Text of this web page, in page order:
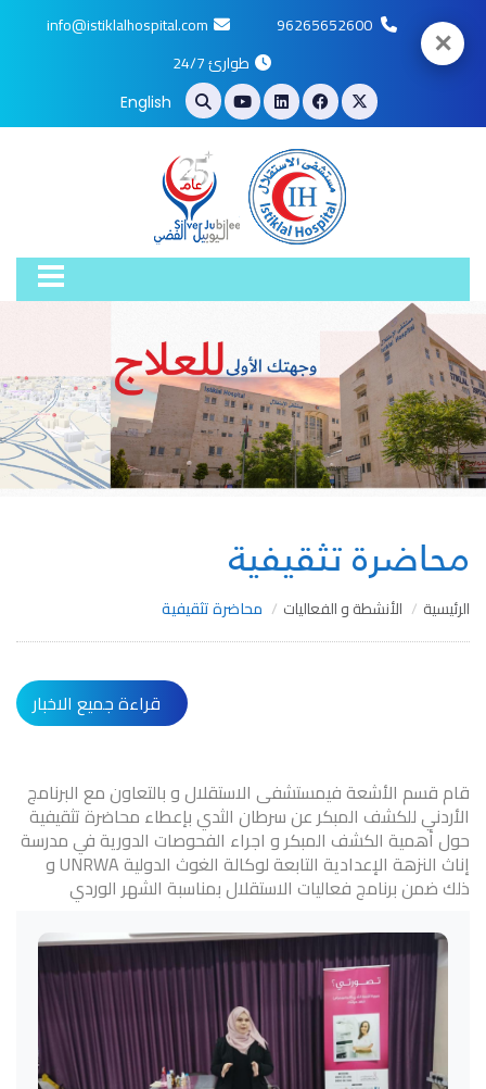
96265652600
info@istiklalhospital.com
طوارئ 24/7
English
محاضرة تثقيفية
الرئيسية الأنشطة و الفعاليات محاضرة تثقيفية
قراءة جميع الاخبار
قام قسم الأشعة فيمستشفى الاستقلال و بالتعاون مع البرنامج
الأردني للكشف المبكر عن سرطان الثدي بإعطاء محاضرة تثقيفية
حول أهمية الكشف المبكر و اجراء الفحوصات الدورية في مدرسة
إناث النزهة الإعدادية التابعة لوكالة الغوث الدولية UNRWA و
ذلك ضمن برنامج فعاليات الاستقلال بمناسبة الشهر الوردي
✕